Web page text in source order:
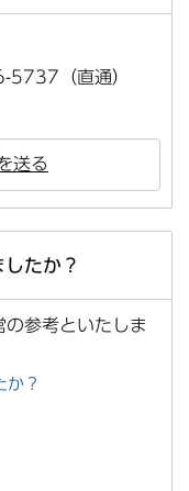
5737（直通）
送る
たか？
の参考といたしま
か？